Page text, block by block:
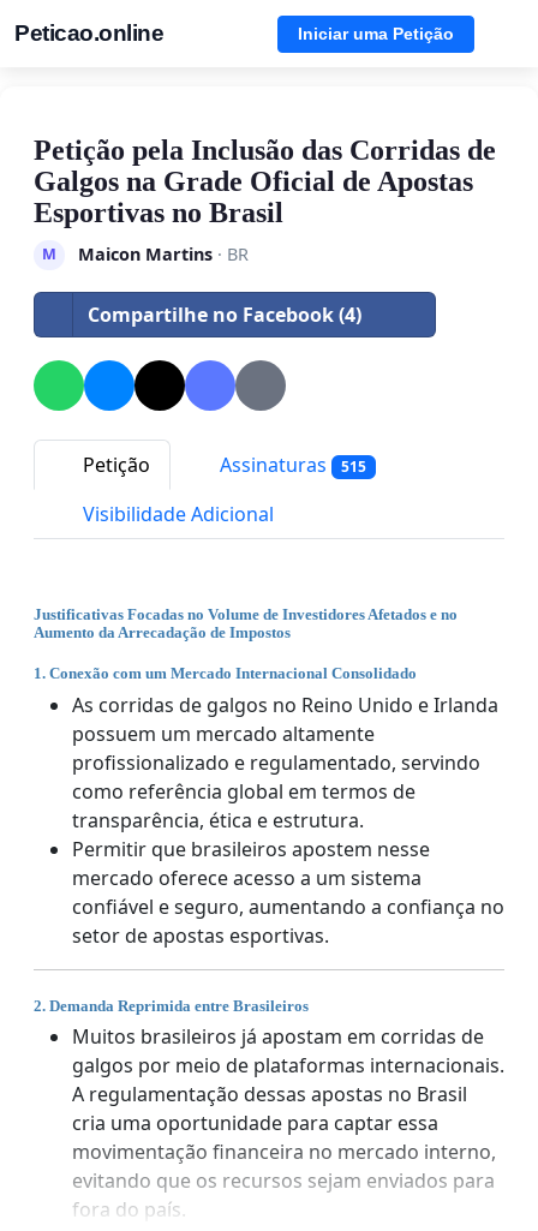
Peticao.online Iniciar uma Petição
Petição pela Inclusão das Corridas de
Galgos na Grade Oficial de Apostas
Esportivas no Brasil
M Maicon Martins· BR
Compartilhe no Facebook (4)
Petição Assinaturas 515
Visibilidade Adicional
Justificativas Focadas no Volume de Investidores Afetados e no
Aumento da Arrecadação de Impostos
1. Conexão com um Mercado Internacional Consolidado
As corridas de galgos no Reino Unido e Irlanda
possuem um mercado altamente
profissionalizado e regulamentado, servindo
como referência global em termos de
transparência, ética e estrutura.
Permitir que brasileiros apostem nesse
mercado oferece acesso a um sistema
confiável e seguro, aumentando a confiança no
setor de apostas esportivas.
2. Demanda Reprimida entre Brasileiros
Muitos brasileiros já apostam em corridas de
galgos por meio de plataformas internacionais.
A regulamentação dessas apostas no Brasil
cria uma oportunidade para captar essa
movimentação financeira no mercado interno,
evitando que os recursos sejam enviados para
fora do país.